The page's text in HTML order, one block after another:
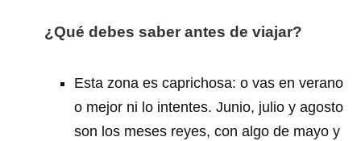
¿Qué debes saber antes de viajar?
Esta zona es caprichosa: o vas en verano
o mejor ni lo intentes. Junio, julio y agosto
son los meses reyes, con algo de mayo y